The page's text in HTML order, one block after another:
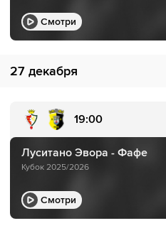
Смотри
27 декабря
19:00
Луситано Эвора - Фафе
Кубок 2025/2026
Смотри